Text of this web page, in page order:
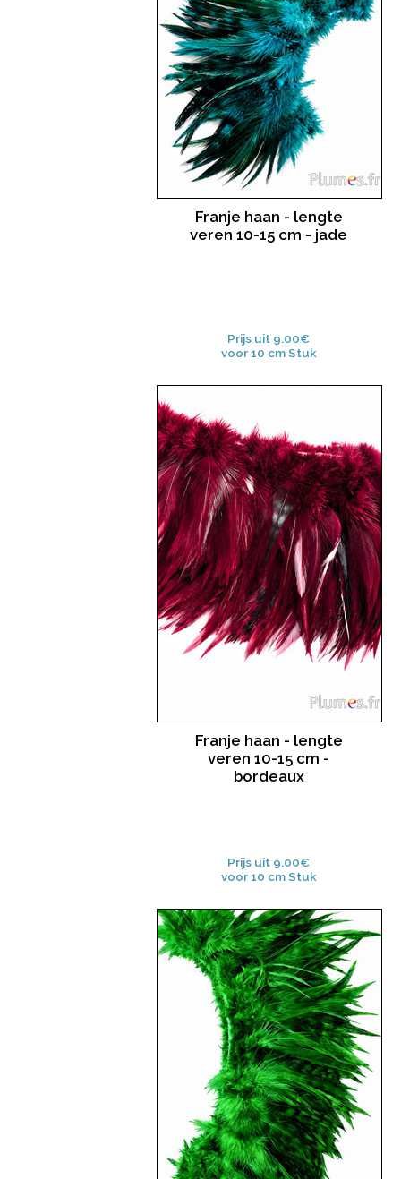
Franje haan - lengte
veren 10-15 cm - jade
Prijs uit 9.00€
voor 10 cm Stuk
Franje haan - lengte
veren 10-15 cm -
bordeaux
Prijs uit 9.00€
voor 10 cm Stuk